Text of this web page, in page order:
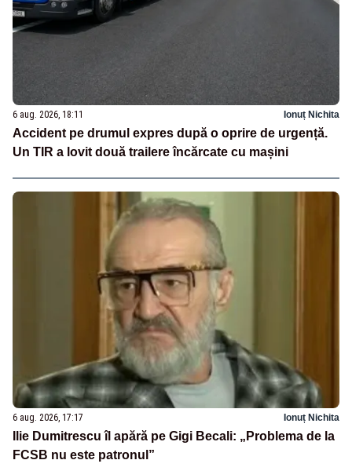
6 aug. 2026, 18:11 Ionuț Nichita
Accident pe drumul expres după o oprire de urgență.
Un TIR a lovit două trailere încărcate cu mașini
6 aug. 2026, 17:17 Ionuț Nichita
Ilie Dumitrescu îl apără pe Gigi Becali: „Problema de la
FCSB nu este patronul”